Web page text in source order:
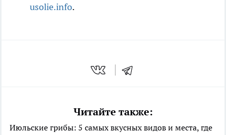
usolie.info.
Читайте также:
Июльские грибы: 5 самых вкусных видов и места, где